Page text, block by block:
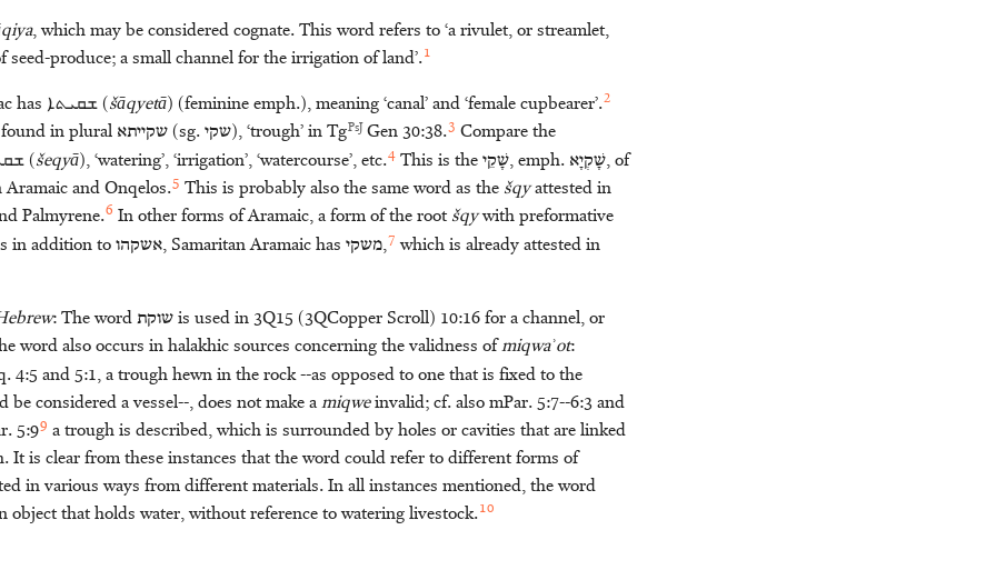
, which may be considered cognate. This word refers to ‘a rivulet, or streamlet,
produce; a small channel for the irrigation of land’.1
: Syriac has ܫܩܝܬܐ (šāqyetā) (feminine emph.), meaning ‘canal’ and ‘female cupbearer’.2
in plural שקייתא(sg.שקי), ‘trough’ in TgPsJGen 30:38.3 Compare the
masculine form ܫܩܝܐ (šeqyā), ‘watering’, ‘irrigation’, ‘watercourse’, etc.4 This is theשָׁקֵי, emph. שָׁקְיָא, of
Aramaic and Onqelos.5 This is probably also the same word as the šqyattested in
Palmyrene.6 In other forms of Aramaic, a form of the root šqywith preformative
in addition toאשקהו, Samaritan Aramaic has משקי,7 which is already attested in
: The wordשוקתis used in 3Q15 (3QCopper Scroll) 10:16 for a channel, or
word also occurs in halakhic sources concerning the validness ofmiqwaʾot:
4:5 and 5:1, a trough hewn in the rock --as opposed to one that is fixed to the
considered a vessel--, does not make amiqweinvalid; cf. also mPar. 5:7--6:3 and
5:99 a trough is described, which is surrounded by holes or cavities that are linked
It is clear from these instances that the word could refer to different forms of
in various ways from different materials. In all instances mentioned, the word
object that holds water, without reference to watering livestock.10